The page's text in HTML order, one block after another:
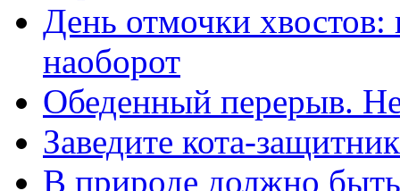
День отмочки
наоборот
Обеденный перерыв.
Заведите кота-
В природе должно